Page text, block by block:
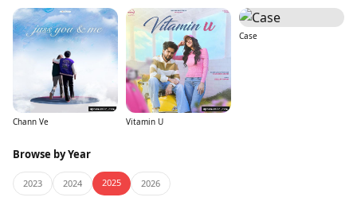
Chann Ve Vitamin U
Case
Browse by Year
2023 2024 2025 2026